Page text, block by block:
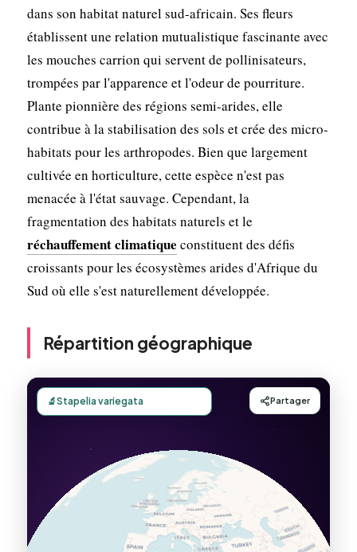
dans son habitat naturel sud-africain. Ses fleurs
établissent une relation mutualistique fascinante avec
les mouches carrion qui servent de pollinisateurs,
trompées par l'apparence et l'odeur de pourriture.
Plante pionnière des régions semi-arides, elle
contribue à la stabilisation des sols et crée des micro-
habitats pour les arthropodes. Bien que largement
cultivée en horticulture, cette espèce n'est pas
menacée à l'état sauvage. Cependant, la
fragmentation des habitats naturels et le
réchauffement climatique constituent des défis
croissants pour les écosystèmes arides d'Afrique du
Sud où elle s'est naturellement développée.
Répartition géographique